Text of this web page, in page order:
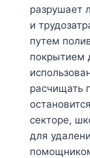
разрушает
и
путем
покрытием
расчищать
секторе,
для